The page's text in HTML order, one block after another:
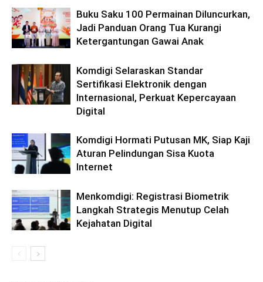
Buku Saku 100 Permainan Diluncurkan,
Jadi Panduan Orang Tua Kurangi
Ketergantungan Gawai Anak
Komdigi Selaraskan Standar
Sertifikasi Elektronik dengan
Internasional, Perkuat Kepercayaan
Digital
Komdigi Hormati Putusan MK, Siap Kaji
Aturan Pelindungan Sisa Kuota
Internet
Menkomdigi: Registrasi Biometrik
Langkah Strategis Menutup Celah
Kejahatan Digital